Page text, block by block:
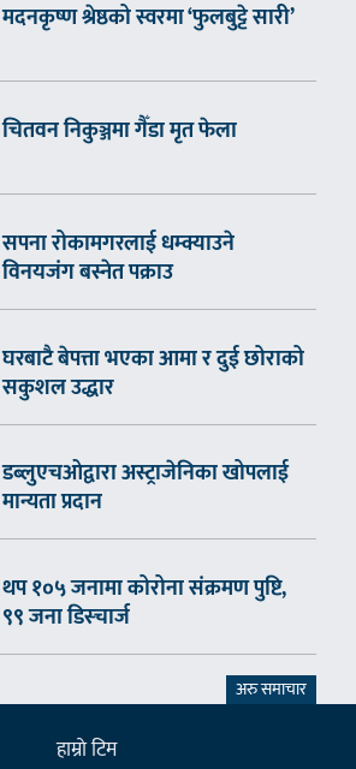
मदनकृष्ण श्रेष्ठको स्वरमा ‘फुलबुट्टे सारी’
चितवन निकुञ्जमा गैँडा मृत फेला
सपना रोकामगरलाई धम्क्याउने
विनयजंग बस्नेत पक्राउ
घरबाटै बेपत्ता भएका आमा र दुई छोराको
सकुशल उद्धार
डब्लुएचओद्वारा अस्ट्राजेनिका खोपलाई
मान्यता प्रदान
थप १०५ जनामा कोरोना संक्रमण पुष्टि,
९९ जना डिस्चार्ज
अरु समाचार
हाम्राे टिम